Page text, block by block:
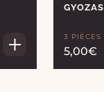
3 PIÈCES
5,00€